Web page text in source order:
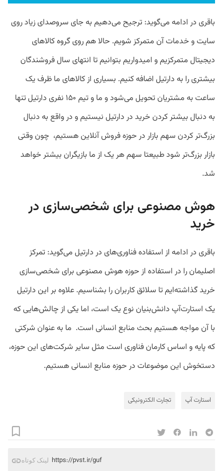
باقری در ادامه می‌گوید: ترجیح می‌دهیم به جای سروصدای زیاد روی
سایت و خدمات آن متمرکز شویم. حالا هم روی گروه کالاهای
دیجیتال متمرکزیم و امیدواریم بتوانیم تا انتهای سال فروشندگان
بیشتری را به دارتیل اضافه کنیم. بسیاری از کالاهای ما ظرف یک
ساعت به مشتریان تحویل می‌شود و ما و تیم ۱۵۰ نفری دارتیل تنها
به دنبال بیشتر کردن خرید در دارتیل نیستیم و در واقع به دنبال
بزرگ‌تر کردن سهم بازار در حوزه فروش آنلاین هستیم، چون وقتی
بازار بزرگ‌تر شود طبیعتا سهم هر یک از ما بازیگران بیشتر خواهد
شد.
هوش مصنوعی برای شخصی‌سازی در
خرید
باقری در ادامه از استفاده فناوری‌های در دارتیل می‌گوید: تمرکز
اصلیمان را در استفاده از حوزه هوش مصنوعی برای شخصی‌سازی
خرید گذاشته‌ایم تا سلائق کاربران را بشناسیم. علاوه بر این دارتیل
یک استارت‌آپ دانش‌بنیان نوع یک است، اما یکی از چالش‌هایی که
با آن مواجه هستیم بحث منابع انسانی است. ما به عنوان شرکتی
که پایه و اساس کارمان فناوری است مثل سایر شرکت‌های این حوزه،
دستخوش این موضوعات در حوزه منابع انسانی هستیم.
استارت آپ تجارت الکترونیکی
لینک کوتاه https://pvst.ir/guf